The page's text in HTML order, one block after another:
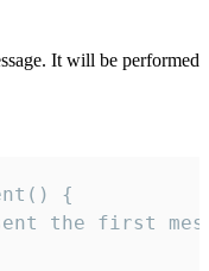
It will be performed
{
the first